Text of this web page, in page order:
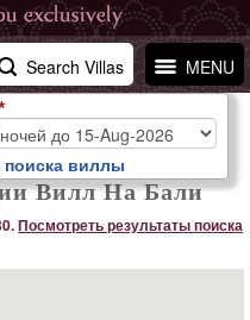
MENU
Search Villas
Вилл На Бали
Посмотреть результаты поиска
виллы